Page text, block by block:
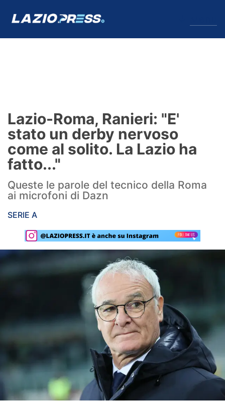
Formello
Infortuni
Primavera
Calciomercato
Lazio Women
Rassegna Lazio
Social
Champions League
Altri Sport
Formula 1
Lazio-Roma, Ranieri: "E'
stato un derby nervoso
come al solito. La Lazio ha
fatto..."
Queste le parole del tecnico della Roma
ai microfoni di Dazn
SERIE A